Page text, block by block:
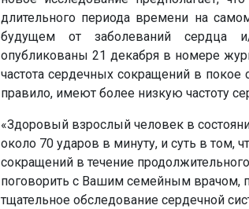
длительного периода времени на
будущем от заболеваний сердца и/
опубликованы 21 декабря в номере
частота сердечных сокращений в покое
правило, имеют более низкую частоту
«Здоровый взрослый человек в
около 70 ударов в минуту, и суть в том,
сокращений в течение
поговорить с Вашим семейным врачом,
тщательное обследование сердечной